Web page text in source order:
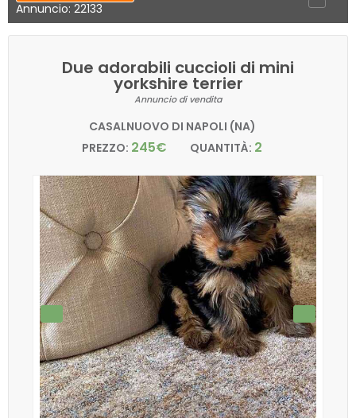
Annuncio: 22133
Due adorabili cuccioli di mini
yorkshire terrier
Annuncio di vendita
CASALNUOVO DI NAPOLI (NA)
PREZZO: 245€ QUANTITÀ: 2